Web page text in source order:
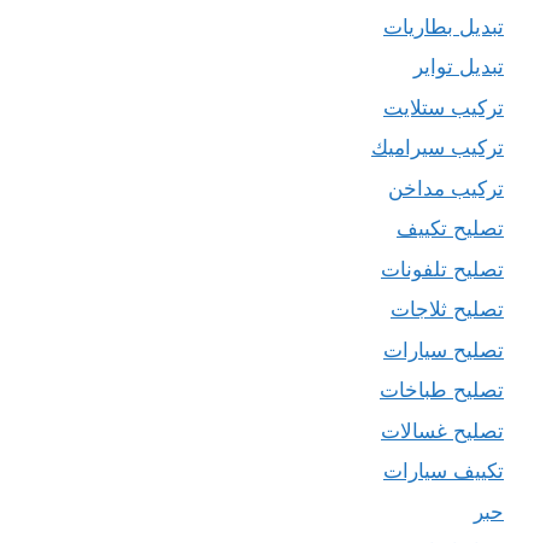
تبديل بطاريات
تبديل تواير
تركيب ستلايت
تركيب سيراميك
تركيب مداخن
تصليح تكييف
تصليح تلفونات
تصليح ثلاجات
تصليح سيارات
تصليح طباخات
تصليح غسالات
تكييف سيارات
حبر